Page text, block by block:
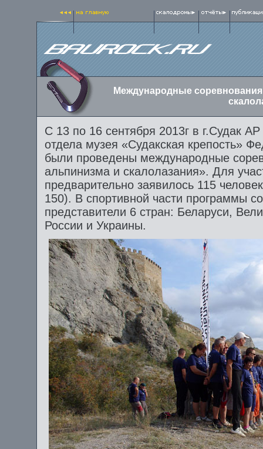
Международные
С 13 по 16 сентября 2013г в г.Судак
отдела музея «Судакская крепость»
были проведены международные
альпинизма и скалолазания». Для
предварительно заявилось 115
150). В спортивной части программы
представители 6 стран: Беларуси,
России и Украины.